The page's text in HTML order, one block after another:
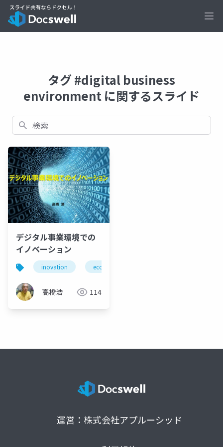
タグ #digital business
environment に関するスライド
検索
デジタル事業環境での
イノベーション
inovation ecosystem
高橋浩 114
運営：株式会社アプルーシッド